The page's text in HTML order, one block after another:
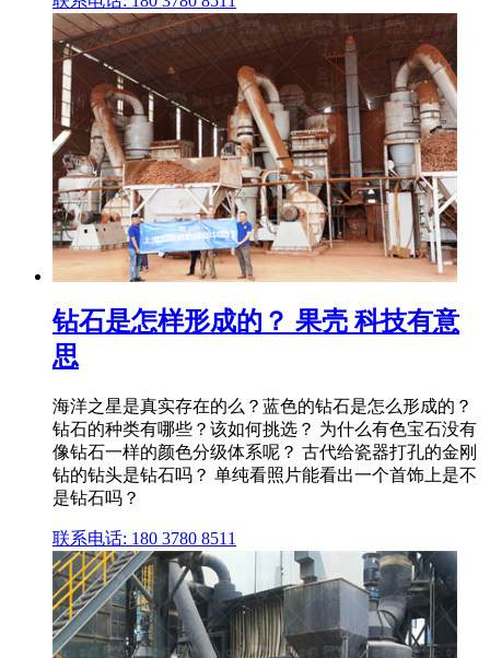
钻石是怎样形成的？ 果壳 科技有意
思
海洋之星是真实存在的么？蓝色的钻石是怎么形成的？
钻石的种类有哪些？该如何挑选？ 为什么有色宝石没有
像钻石一样的颜色分级体系呢？ 古代给瓷器打孔的金刚
钻的钻头是钻石吗？ 单纯看照片能看出一个首饰上是不
是钻石吗？
联系电话: 180 3780 8511